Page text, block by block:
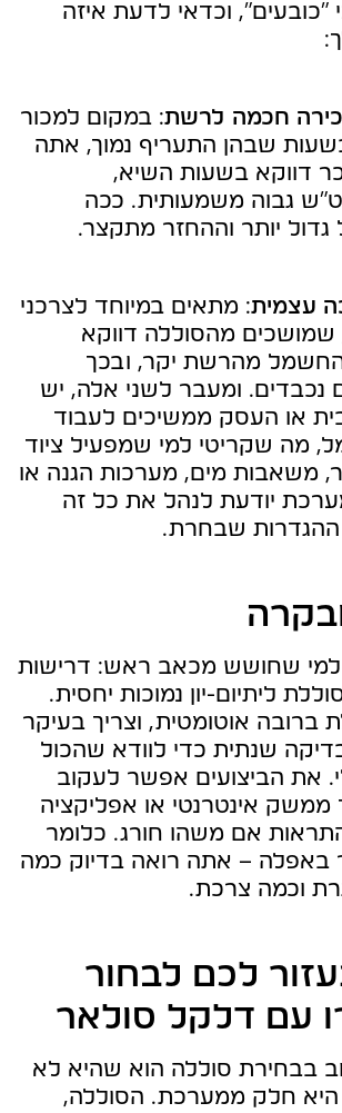
"כובעים", וכדאי לדעת איזה
חכמה לרשת: במקום למכור
שבהן התעריף נמוך, אתה
דווקא בשעות השיא,
גבוה משמעותית. ככה
גדול יותר וההחזר מתקצר.
עצמית: מתאים במיוחד לצרכני
מהסוללה דווקא
מהרשת יקר, ובכך
נכבדים. ומעבר לשני אלה, יש
או העסק ממשיכים לעבוד
מה שקריטי למי שמפעיל ציוד
משאבות מים, מערכות הגנה או
יודעת לנהל את כל זה
ההגדרות שבחרת.
למי שחושש מכאב ראש: דרישות
ליתיום-יון נמוכות יחסית.
ברובה אוטומטית, וצריך בעיקר
שנתית כדי לוודא שהכול
את הביצועים אפשר לעקוב
אינטרנטי או אפליקציה
התראות אם משהו חורג. כלומר
– אתה רואה בדיוק כמה
וכמה צרכת.
לכם לבחור
עם דלקל סולאר
בבחירת סוללה הוא שהיא לא
חלק ממערכת. הסוללה,